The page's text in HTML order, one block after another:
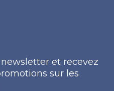
et recevez
sur les